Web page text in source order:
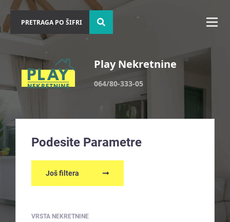
Play Nekretnine
064/80-333-05
Podesite Parametre
Još filtera
VRSTA NEKRETNINE